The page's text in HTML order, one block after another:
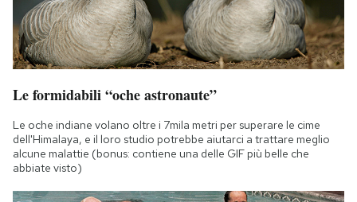
Le formidabili “oche astronaute”
Le oche indiane volano oltre i 7mila metri per superare le cime
dell'Himalaya, e il loro studio potrebbe aiutarci a trattare meglio
alcune malattie (bonus: contiene una delle GIF più belle che
abbiate visto)